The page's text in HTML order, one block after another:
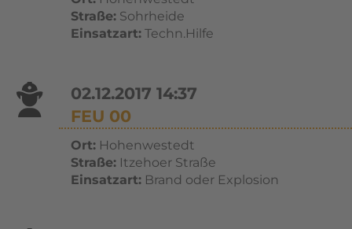
Straße:Sohrheide
Einsatzart:Techn.Hilfe
02.12.2017 14:37
FEU 00
Ort:Hohenwestedt
Straße:Itzehoer Straße
Einsatzart:Brand oder Explosion